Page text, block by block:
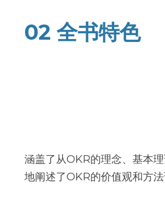
02 全书特色
涵盖了从OKR的理念、基本
地阐述了OKR的价值观和方法